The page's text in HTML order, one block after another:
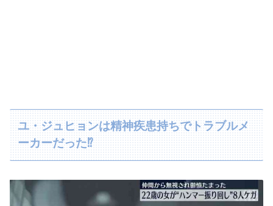
ユ・ジュヒョンは精神疾患持ちでトラブルメ
ーカーだった⁉